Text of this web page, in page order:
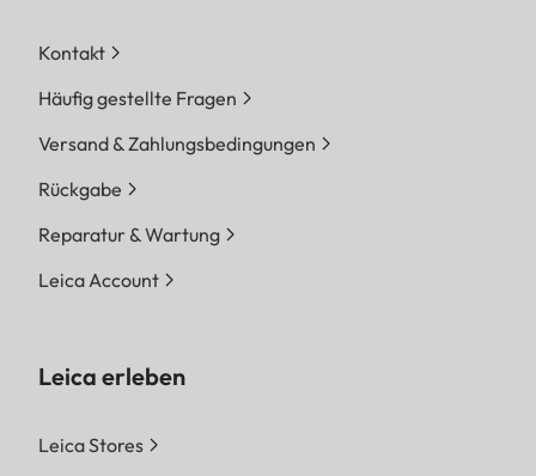
Kontakt
Häufig gestellte Fragen
Versand & Zahlungsbedingungen
Rückgabe
Reparatur & Wartung
Leica Account
Leica erleben
Leica Stores